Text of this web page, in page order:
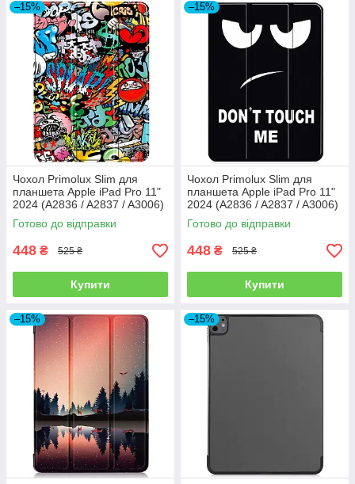
–15%
Чохол Primolux Slim для
планшета Apple iPad Pro 11"
2024 (A2836 / A2837 / A3006)
- Graffiti
Готово до відправки
448 ₴ 525 ₴
Купити
–15%
Чохол Primolux Slim для
планшета Apple iPad Pro 11"
2024 (A2836 / A2837 / A3006)
- Don’t Touch
Готово до відправки
448 ₴ 525 ₴
Купити
–15% –15%